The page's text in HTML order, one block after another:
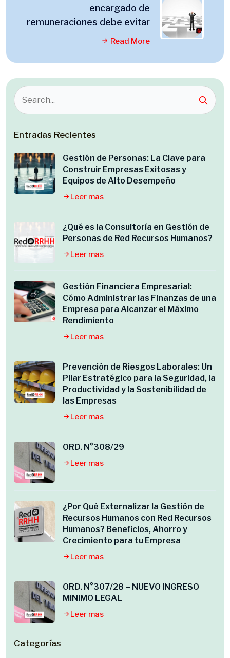
encargado de
remuneraciones debe evitar
Read More
Entradas Recientes
Gestión de Personas: La Clave para
Construir Empresas Exitosas y
Equipos de Alto Desempeño
Leer mas
¿Qué es la Consultoría en Gestión de
Personas de Red Recursos Humanos?
Leer mas
Gestión Financiera Empresarial:
Cómo Administrar las Finanzas de una
Empresa para Alcanzar el Máximo
Rendimiento
Leer mas
Prevención de Riesgos Laborales: Un
Pilar Estratégico para la Seguridad, la
Productividad y la Sostenibilidad de
las Empresas
Leer mas
ORD. N°308/29
Leer mas
¿Por Qué Externalizar la Gestión de
Recursos Humanos con Red Recursos
Humanos? Beneficios, Ahorro y
Crecimiento para tu Empresa
Leer mas
ORD. N°307/28 – NUEVO INGRESO
MINIMO LEGAL
Leer mas
Categorías